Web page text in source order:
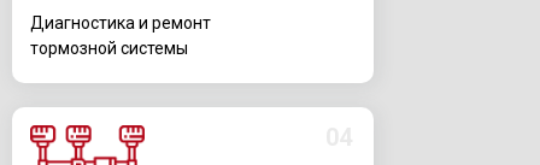
Диагностика и ремонт
тормозной системы